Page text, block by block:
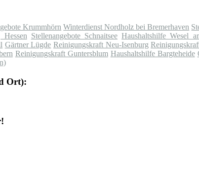
Krummhörn Winterdienst Nordholz bei Bremerhaven
Hessen Stellenangebote Schnaitsee Haushaltshilfe Wesel
Gärtner Lügde Reinigungskraft Neu-Isenburg
Reinigungskraft Guntersblum Haushaltshilfe Bargteheide
Ort):